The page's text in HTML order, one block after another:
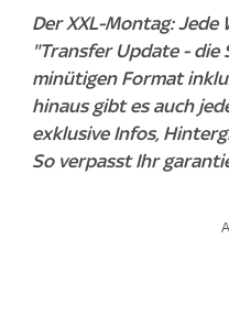
Der XXL-Montag:
"Transfer Update - die
minütigen Format
hinaus gibt es auch
exklusive Infos,
So verpasst Ihr